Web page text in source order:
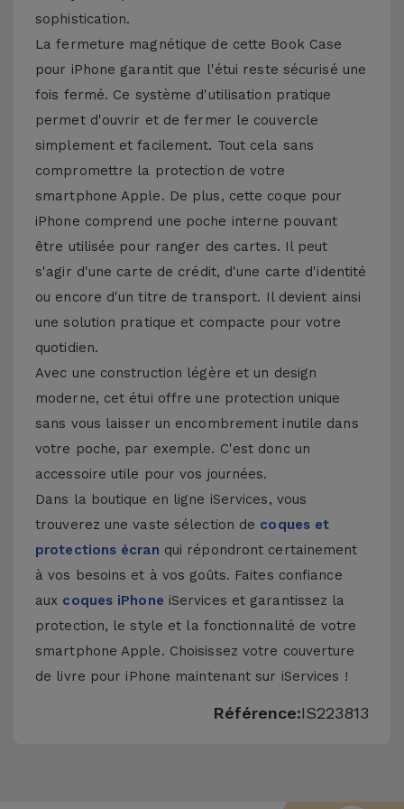
sophistication.
La fermeture magnétique de cette Book Case
pour iPhone garantit que l'étui reste sécurisé une
fois fermé. Ce système d'utilisation pratique
permet d'ouvrir et de fermer le couvercle
simplement et facilement. Tout cela sans
compromettre la protection de votre
smartphone Apple. De plus, cette coque pour
iPhone comprend une poche interne pouvant
être utilisée pour ranger des cartes. Il peut
s'agir d'une carte de crédit, d'une carte d'identité
ou encore d'un titre de transport. Il devient ainsi
une solution pratique et compacte pour votre
quotidien.
Avec une construction légère et un design
moderne, cet étui offre une protection unique
sans vous laisser un encombrement inutile dans
votre poche, par exemple. C'est donc un
accessoire utile pour vos journées.
Dans la boutique en ligne iServices, vous
trouverez une vaste sélection de coques et
protections écran qui répondront certainement
à vos besoins et à vos goûts. Faites confiance
aux coques iPhone iServices et garantissez la
protection, le style et la fonctionnalité de votre
smartphone Apple. Choisissez votre couverture
de livre pour iPhone maintenant sur iServices !
Référence:IS223813